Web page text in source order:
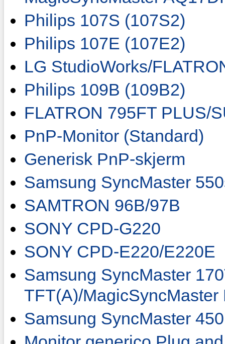
Philips 107S (107S2)
Philips 107E (107E2)
LG StudioWorks/
Philips 109B (109B2)
FLATRON 795FT PLUS/
PnP-Monitor (Standard)
Generisk PnP-skjerm
Samsung SyncMaster
SAMTRON 96B/97B
SONY CPD-G220
SONY CPD-E220/E220E
Samsung SyncMaster
TFT(A)/MagicSyncMaster
Samsung SyncMaster